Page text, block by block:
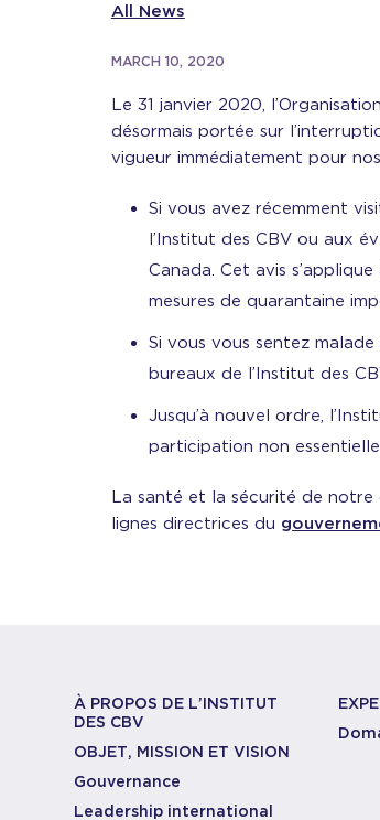
All News
MARCH 10, 2020
Le 31 janvier 2020,
désormais portée sur
vigueur immédiatement pour
Si vous avez récemment
l’Institut des CBV ou aux
Canada. Cet avis
mesures de quarantaine
Si vous vous sentez
bureaux de l’Institut des
Jusqu’à nouvel ordre,
participation non
La santé et la sécurité de notre
lignes directrices du
À PROPOS DE L’INSTITUT
DES CBV
OBJET, MISSION ET VISION
Gouvernance
Leadership international